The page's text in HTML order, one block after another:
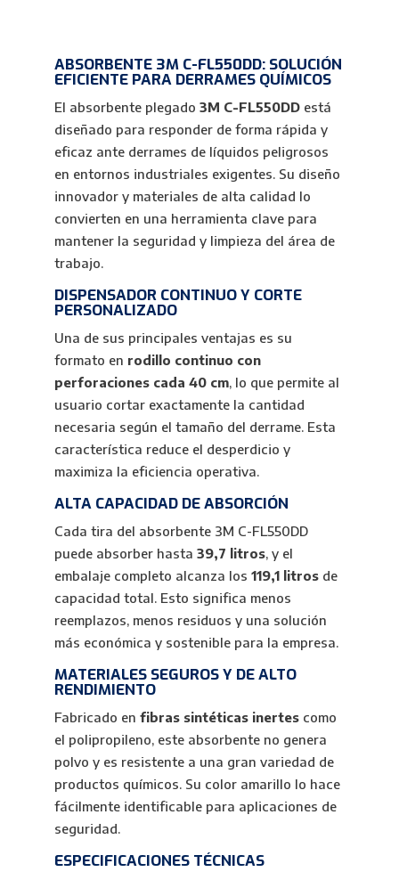
ABSORBENTE 3M C-FL550DD: SOLUCIÓN
EFICIENTE PARA DERRAMES QUÍMICOS
El absorbente plegado 3M C-FL550DDestá
diseñado para responder de forma rápida y
eficaz ante derrames de líquidos peligrosos
en entornos industriales exigentes. Su diseño
innovador y materiales de alta calidad lo
convierten en una herramienta clave para
mantener la seguridad y limpieza del área de
trabajo.
DISPENSADOR CONTINUO Y CORTE
PERSONALIZADO
Una de sus principales ventajas es su
formato en rodillo continuo con
perforaciones cada 40 cm, lo que permite al
usuario cortar exactamente la cantidad
necesaria según el tamaño del derrame. Esta
característica reduce el desperdicio y
maximiza la eficiencia operativa.
ALTA CAPACIDAD DE ABSORCIÓN
Cada tira del absorbente 3M C-FL550DD
puede absorber hasta 39,7 litros, y el
embalaje completo alcanza los 119,1 litrosde
capacidad total. Esto significa menos
reemplazos, menos residuos y una solución
más económica y sostenible para la empresa.
MATERIALES SEGUROS Y DE ALTO
RENDIMIENTO
Fabricado en fibras sintéticas inertescomo
el polipropileno, este absorbente no genera
polvo y es resistente a una gran variedad de
productos químicos. Su color amarillo lo hace
fácilmente identificable para aplicaciones de
seguridad.
ESPECIFICACIONES TÉCNICAS